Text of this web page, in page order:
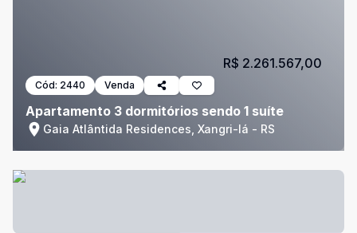
Cód: 2440 Venda
Apartamento 3 dormitórios sendo 1 suíte
Gaia Atlântida Residences, Xangri-lá - RS
R$ 2.261.567,00